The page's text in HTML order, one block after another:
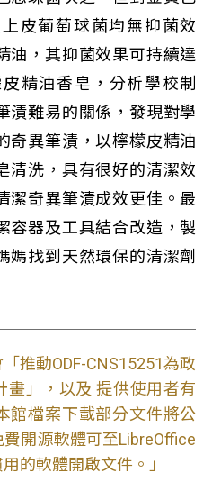
皮葡萄球菌均無抑菌效
油，其抑菌效果可持續達
精油香皂，分析學校制
漬難易的關係，發現對學
奇異筆漬，以檸檬皮精油
清洗，具有很好的清潔效
潔奇異筆漬成效更佳。最
容器及工具結合改造，製
媽找到天然環保的清潔劑
推動ODF-CNS15251為政
畫」，以及 提供使用者有
館檔案下載部分文件將公
開源軟體可至LibreOffice
的軟體開啟文件。」